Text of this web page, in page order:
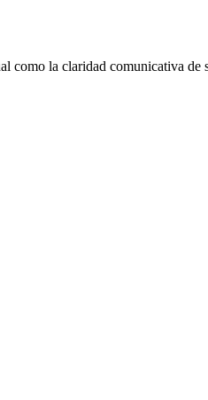
como la claridad comunicativa de